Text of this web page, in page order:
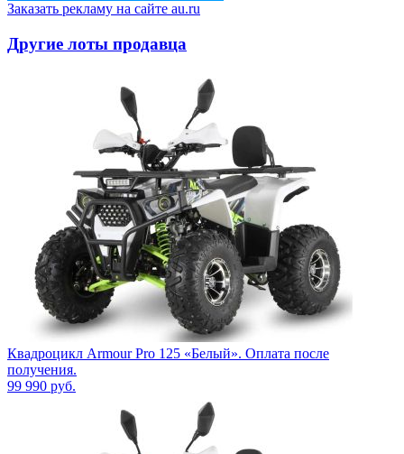
Заказать рекламу на сайте au.ru
Другие лоты продавца
Квадроцикл Armour Pro 125 «Белый». Оплата после
получения.
99 990 руб.